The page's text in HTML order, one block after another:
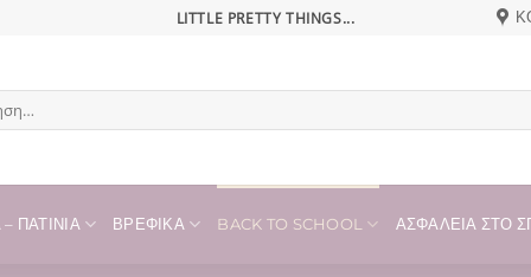
LITTLE PRETTY THINGS...
ΠΑΤΊΝΙΑ ΒΡΕΦΙΚΆ BACK TO SCHOOL ΑΣΦΆΛΕΙΑ ΣΤΟ